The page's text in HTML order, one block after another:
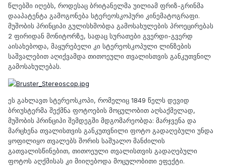
წლებში იღებს, როდესაც ბრიტანელმა უილიამ ფრიზ-გრინმა
დააპატენტა გამოგონება სტერეოსკოპური კინემატოგრაფი.
მუშობის პრინციპი გულისხმობდა გამოსახულების პროეცირებას
2 ფირიდან მონიტორზე, სადაც სურათები გვერდი-გვერდ
აისახებოდა, მაყურებელი კი სტერეოსკოპული ლინზების
საშვალებით აღიქვამდა თითოეული თვალისთვის განკუთვნილ
გამოსახულებას.
ეს გახლავთ სტერეოსკოპი, რომელიც 1849 წელს დევიდ
ბრიუსტერმა შექმნა ფოტოების მოცულობით აღსაქმელად,
მუშობის პრინციპი შემდეგში მდგომარეობდა: მარჯვენა და
მარცხენა თვალისთვის განკუთვნილი ფოტო გადაღებული უნდა
ყოფილიყო თვალებს შორის საშუალო მანძილის
გათვალისწინებით, თითოეული თვალისთვის გადაღებული
ფოტოს აღქმისას კი მიიღებოდა მოცულობითი ეფექტი.